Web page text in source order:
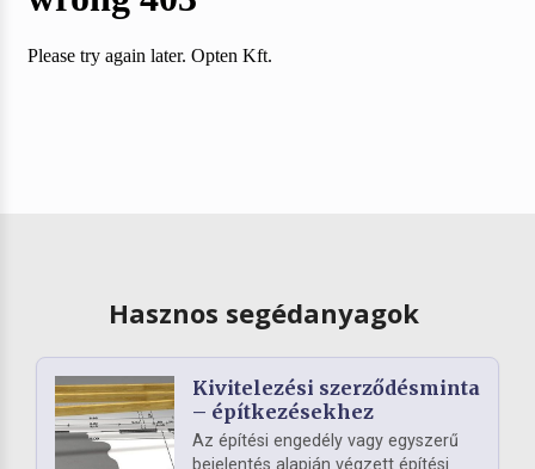
Hasznos segédanyagok
Kivitelezési szerződésminta
– építkezésekhez
Az építési engedély vagy egyszerű
bejelentés alapján végzett építési